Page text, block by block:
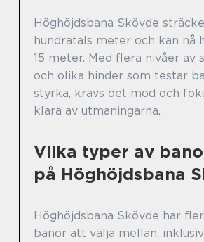
Höghöjdsbana Skövde
hundratals meter och kan nå
15 meter. Med flera nivåer av
och olika hinder som testar
styrka, krävs det mod och
klara av utmaningarna.
Vilka typer av
på Höghöjdsbana
Höghöjdsbana Skövde har
banor att välja mellan,